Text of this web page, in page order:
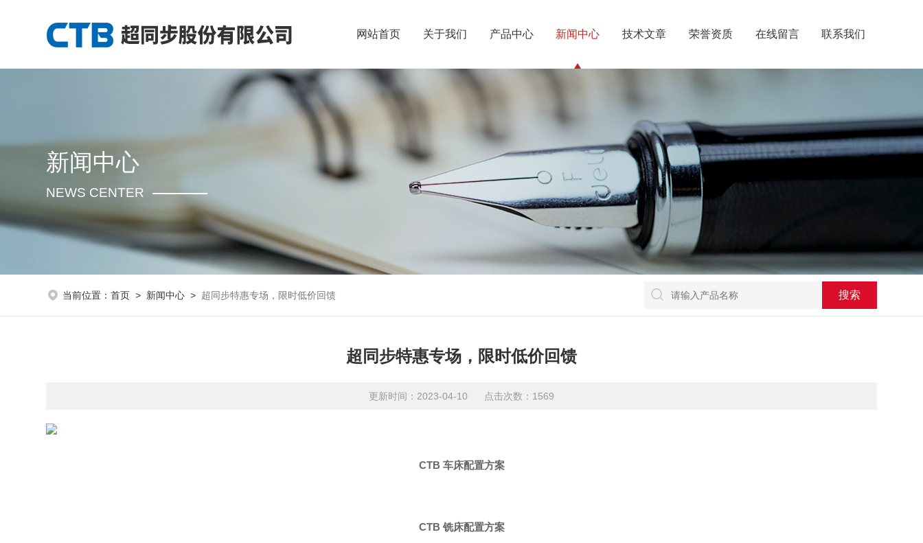
网站首页 关于我们 产品中心 新闻中心 技术文章 荣誉资质 在线留言 联系我们
新闻中心
NEWS CENTER
当前位置：首页 > 新闻中心 > 超同步特惠专场，限时低价回馈
超同步特惠专场，限时低价回馈
更新时间：2023-04-10 点击次数：1569
CTB 车床配置方案
CTB 铣床配置方案